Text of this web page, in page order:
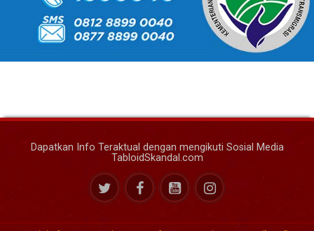
Dapatkan Info Teraktual dengan mengikuti Sosial Media
TabloidSkandal.com